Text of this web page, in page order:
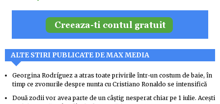
ALTE STIRI PUBLICATE DE MAX MEDIA
Georgina Rodríguez a atras toate privirile într-un costum de baie, în
timp ce zvonurile despre nunta cu Cristiano Ronaldo se intensifică
Două zodii vor avea parte de un câștig nesperat chiar pe 1 iulie. Acești